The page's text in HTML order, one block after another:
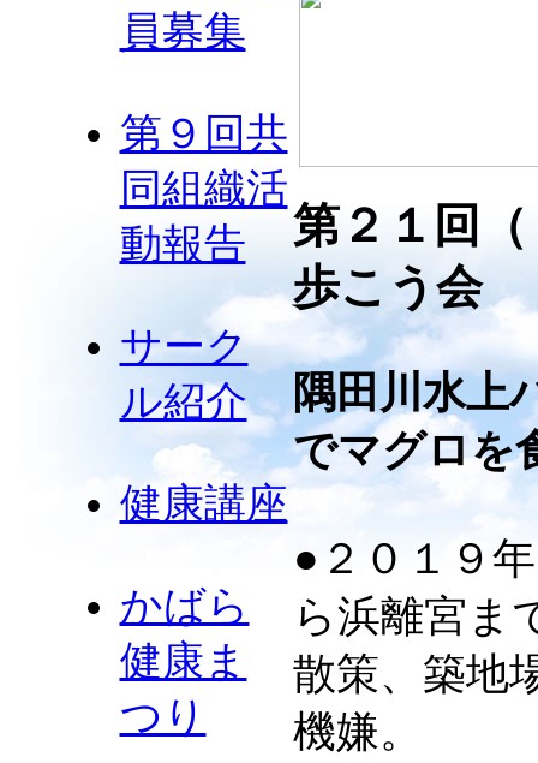
員募集
第９回共
同組織活
動報告
サーク
ル紹介
健康講座
かばら
健康ま
つり
第２１回
歩こう会
隅田川水上
でマグロを
●２０１９
ら浜離宮ま
散策、築地
機嫌。